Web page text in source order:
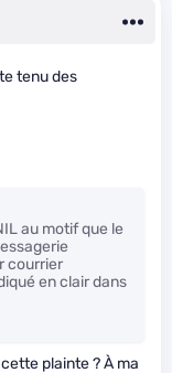
tenu des
au motif que le
courrier
en clair dans
plainte ? À ma